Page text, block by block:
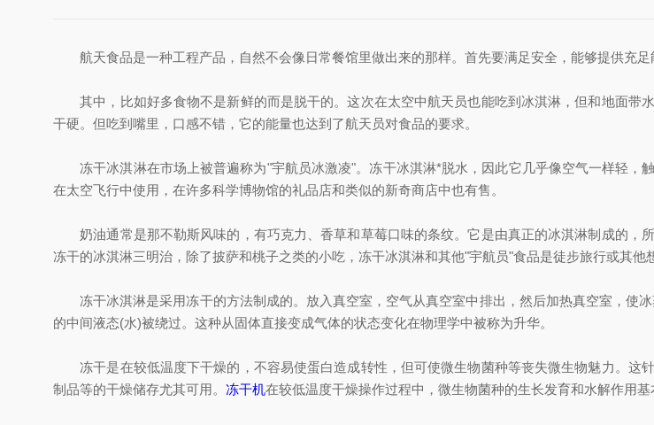
航天食品是一种工程产品，自然不会像日常餐馆里做出来的那样。首先要满足安全，能够提供充足
其中，比如好多食物不是新鲜的而是脱干的。这次在太空中航天员也能吃到冰淇淋，但和地面带
干硬。但吃到嘴里，口感不错，它的能量也达到了航天员对食品的要求。
冻干冰淇淋在市场上被普遍称为"宇航员冰激凌"。冻干冰淇淋*脱水，因此它几乎像空气一样轻，
在太空飞行中使用，在许多科学博物馆的礼品店和类似的新奇商店中也有售。
奶油通常是那不勒斯风味的，有巧克力、香草和草莓口味的条纹。它是由真正的冰淇淋制成的，
冻干的冰淇淋三明治，除了披萨和桃子之类的小吃，冻干冰淇淋和其他"宇航员"食品是徒步旅行或其他
冻干冰淇淋是采用冻干的方法制成的。放入真空室，空气从真空室中排出，然后加热真空室，使
的中间液态(水)被绕过。这种从固体直接变成气体的状态变化在物理学中被称为升华。
冻干是在较低温度下干燥的，不容易使蛋白造成转性，但可使微生物菌种等丧失微生物魅力。这
制品等的干燥储存尤其可用。 冻干机在较低温度干燥操作过程中，微生物菌种的生长发育和水解作用